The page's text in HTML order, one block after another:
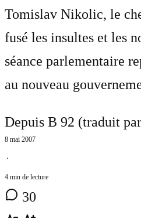
Tomislav Nikolic, le
fusé les insultes et les
séance parlementaire
au nouveau
Depuis B 92 (traduit par
8 mai 2007
⋅
4 min de lecture
30